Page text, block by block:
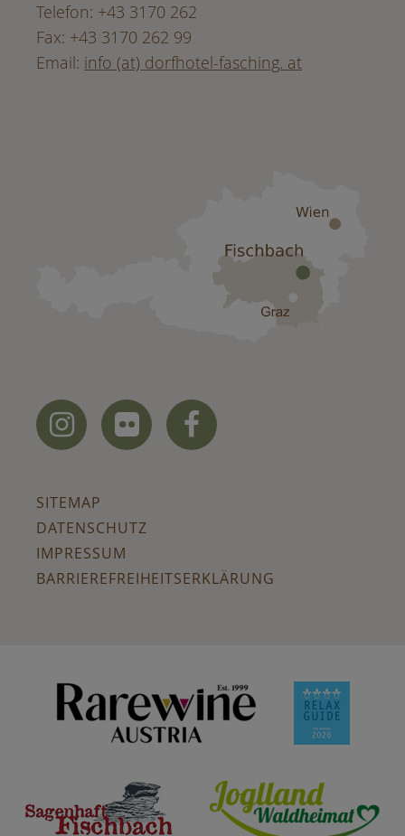
Telefon: +43 3170 262
Fax: +43 3170 262 99
Email: info (at) dorfhotel-fasching. at
  
SITEMAP
DATENSCHUTZ
IMPRESSUM
BARRIEREFREIHEITSERKLÄRUNG